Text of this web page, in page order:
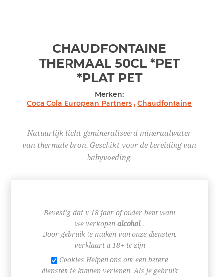
CHAUDFONTAINE
THERMAAL 50CL *PET
*PLAT PET
Merken:
Coca Cola European Partners , Chaudfontaine
Natuurlijk licht gemineraliseerd mineraalwater
van thermale bron. Geschikt voor de bereiding van
babyvoeding.
-
Bevestig dat u 18 jaar of ouder bent want
we verkopen alcohol.
Door gebruik te maken van onze diensten,
verklaart u 18+ te zijn
Cookies Helpen ons om een betere
diensten te kunnen verlenen. Als je gebruik